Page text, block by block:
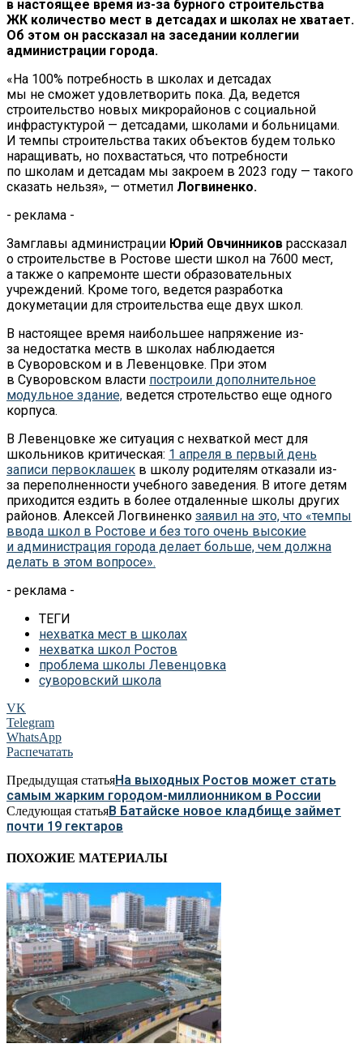
в настоящее время из-за бурного строительства
ЖК количество мест в детсадах и школах не хватает.
Об этом он рассказал на заседании коллегии
администрации города.
«На 100% потребность в школах и детсадах
мы не сможет удовлетворить пока. Да, ведется
строительство новых микрорайонов с социальной
инфрастуктурой — детсадами, школами и больницами.
И темпы строительства таких объектов будем только
наращивать, но похвастаться, что потребности
по школам и детсадам мы закроем в 2023 году — такого
сказать нельзя», — отметил Логвиненко.
- реклама -
Замглавы администрации Юрий Овчинников рассказал
о строительстве в Ростове шести школ на 7600 мест,
а также о капремонте шести образовательных
учреждений. Кроме того, ведется разработка
докуметации для строительства еще двух школ.
В настоящее время наибольшее напряжение из-
за недостатка меств в школах наблюдается
в Суворовском и в Левенцовке. При этом
в Суворовском власти построили дополнительное
модульное здание, ведется стротельство еще одного
корпуса.
В Левенцовке же ситуация с нехваткой мест для
школьников критическая: 1 апреля в первый день
записи первоклашек в школу родителям отказали из-
за переполненности учебного заведения. В итоге детям
приходится ездить в более отдаленные школы других
районов. Алексей Логвиненко заявил на это, что «темпы
ввода школ в Ростове и без того очень высокие
и администрация города делает больше, чем должна
делать в этом вопросе».
- реклама -
ТЕГИ
нехватка мест в школах
нехватка школ Ростов
проблема школы Левенцовка
суворовский школа
VK
Telegram
WhatsApp
Распечатать
Предыдущая статьяНа выходных Ростов может стать
самым жарким городом-миллионником в России
Следующая статьяВ Батайске новое кладбище займет
почти 19 гектаров
ПОХОЖИЕ МАТЕРИАЛЫ